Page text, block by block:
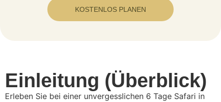
KOSTENLOS PLANEN
Einleitung (Überblick)
Erleben Sie bei einer unvergesslichen 6 Tage Safari in